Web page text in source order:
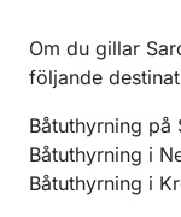
Om du gillar
följande
Båtuthyrning på
Båtuthyrning i
Båtuthyrning i